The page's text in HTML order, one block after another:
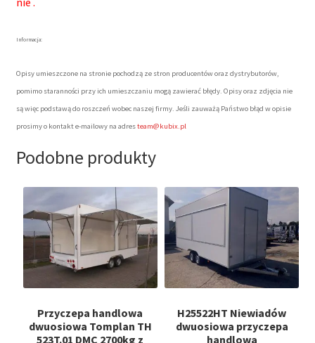
Informacja:
Opisy umieszczone na stronie pochodzą ze stron producentów oraz dystrybutorów,
pomimo staranności przy ich umieszczaniu mogą zawierać błędy. Opisy oraz zdjęcia nie
są więc podstawą do roszczeń wobec naszej firmy. Jeśli zauważą Państwo błąd w opisie
prosimy o kontakt e-mailowy na adresteam@kubix.pl
Podobne produkty
Przyczepa handlowa
dwuosiowa Tomplan TH
523T.01 DMC 2700kg z
H25522HT Niewiadów
dwuosiowa przyczepa
handlowa